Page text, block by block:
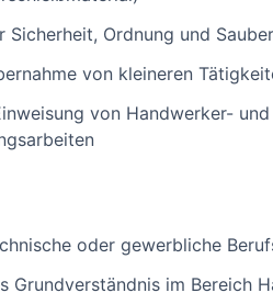
Sicherheit, Ordnung und
von kleineren
von Handwerker-
oder gewerbliche
Grundverständnis im Bereich